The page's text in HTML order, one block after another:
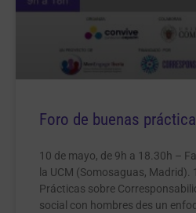
Foro de buenas
10 de mayo, de 9h a 18.30h –
la UCM (Somosaguas, Madrid).
Prácticas sobre
social con hombres des un